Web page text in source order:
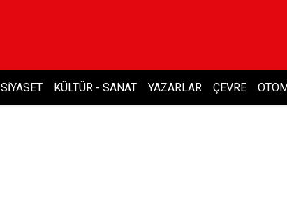
SIYASET KÜLTÜR - SANAT YAZARLAR ÇEVRE